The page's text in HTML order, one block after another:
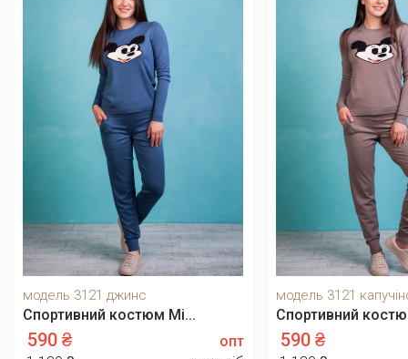
модель 3121 джинс
Спортивний костюм Мі...
590 ₴
опт
модель 3121
Спортивний
590 ₴